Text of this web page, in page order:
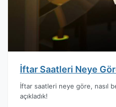
İftar Saatleri Neye
İftar saatleri neye göre, nasıl
açıkladık!